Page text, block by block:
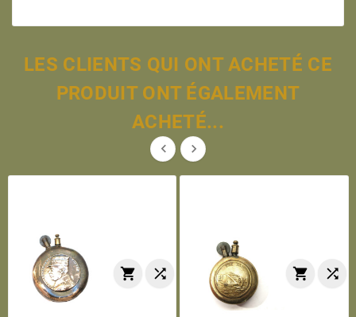
LES CLIENTS QUI ONT ACHETÉ CE
PRODUIT ONT ÉGALEMENT
ACHETÉ...
 
   